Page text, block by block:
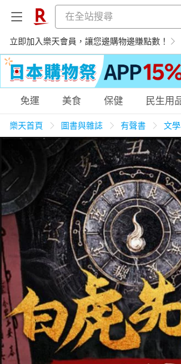
立即加入樂天會員，讓您邊購物邊賺點數！
購物網分類
美食蛋糕 養生保
居家生活 3C家電 運動休
女裝 男裝 化妝保
日本購物 電子/紙本書
HOT
免運 美食 保健 民生用
樂天首頁 圖書與雜誌 有聲書 文